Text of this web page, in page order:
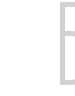
а также в
способы для
когда
это не